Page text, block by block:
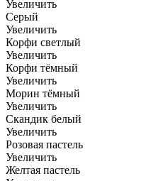
Увеличить
Серый
Увеличить
Корфи светлый
Увеличить
Корфи тёмный
Увеличить
Морин тёмный
Увеличить
Скандик белый
Увеличить
Розовая пастель
Увеличить
Желтая пастель